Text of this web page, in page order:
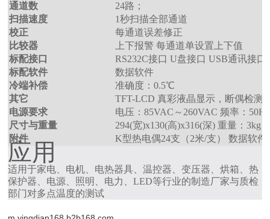
通道数
24路；
扫描速度
1秒扫描全部通道
校正
每通道误差修正
比较器
上下报警 每通道单设置上下值
标配接口
RS232C接口 U盘接口 USB通讯接口
标配软件
数据软件
冷端补偿
准确度：0.5℃
其它
TFT-LCD 真彩液晶显示，断偶检测
电源要求
电压：85VAC～260VAC 频率：
尺寸与重量
294(宽)x130(高)x316(深) 重量：3kg
附件
K型热电偶24支（2米/支） 数据软件
应用
适用于家电、电机、电热器具、温控器、变压器、烘箱、热
保护器、电源、照明、电力、LED等行业的制造厂家与质检
部门对多点温度的测试